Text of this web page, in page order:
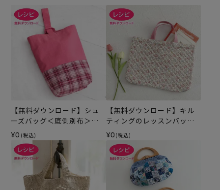
【無料ダウンロード】シュ
ーズバッグ＜底側別布＞
（レシピ）
¥0 (税込)
【無料ダウンロード】キル
ティングのレッスンバッグ
（レシピ）
¥0 (税込)